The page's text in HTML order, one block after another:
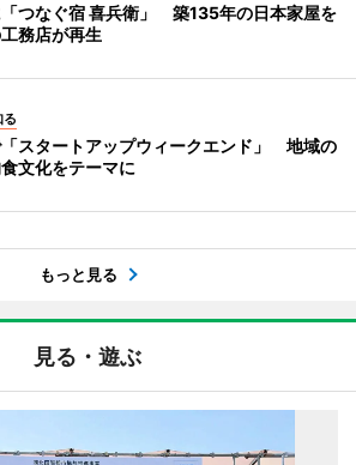
つなぐ宿 喜兵衛」 築135年の日本家屋を
務店が再生
る
スタートアップウィークエンド」 地域の
文化をテーマに
もっと見る
見る・遊ぶ